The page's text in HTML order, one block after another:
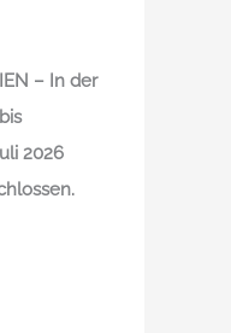
– In der
2026